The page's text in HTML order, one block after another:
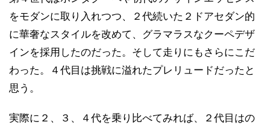
をモダンに取り入れつつ、２代続いた２ドアセダン的
に華奢なスタイルを改めて、グラマラスなクーペデザ
インを採用したのだった。そして走りにもさらにこだ
わった。４代目は挑戦に溢れたプレリュードだったと
思う。
実際に２、３、４代を乗り比べてみれば、２代目はの